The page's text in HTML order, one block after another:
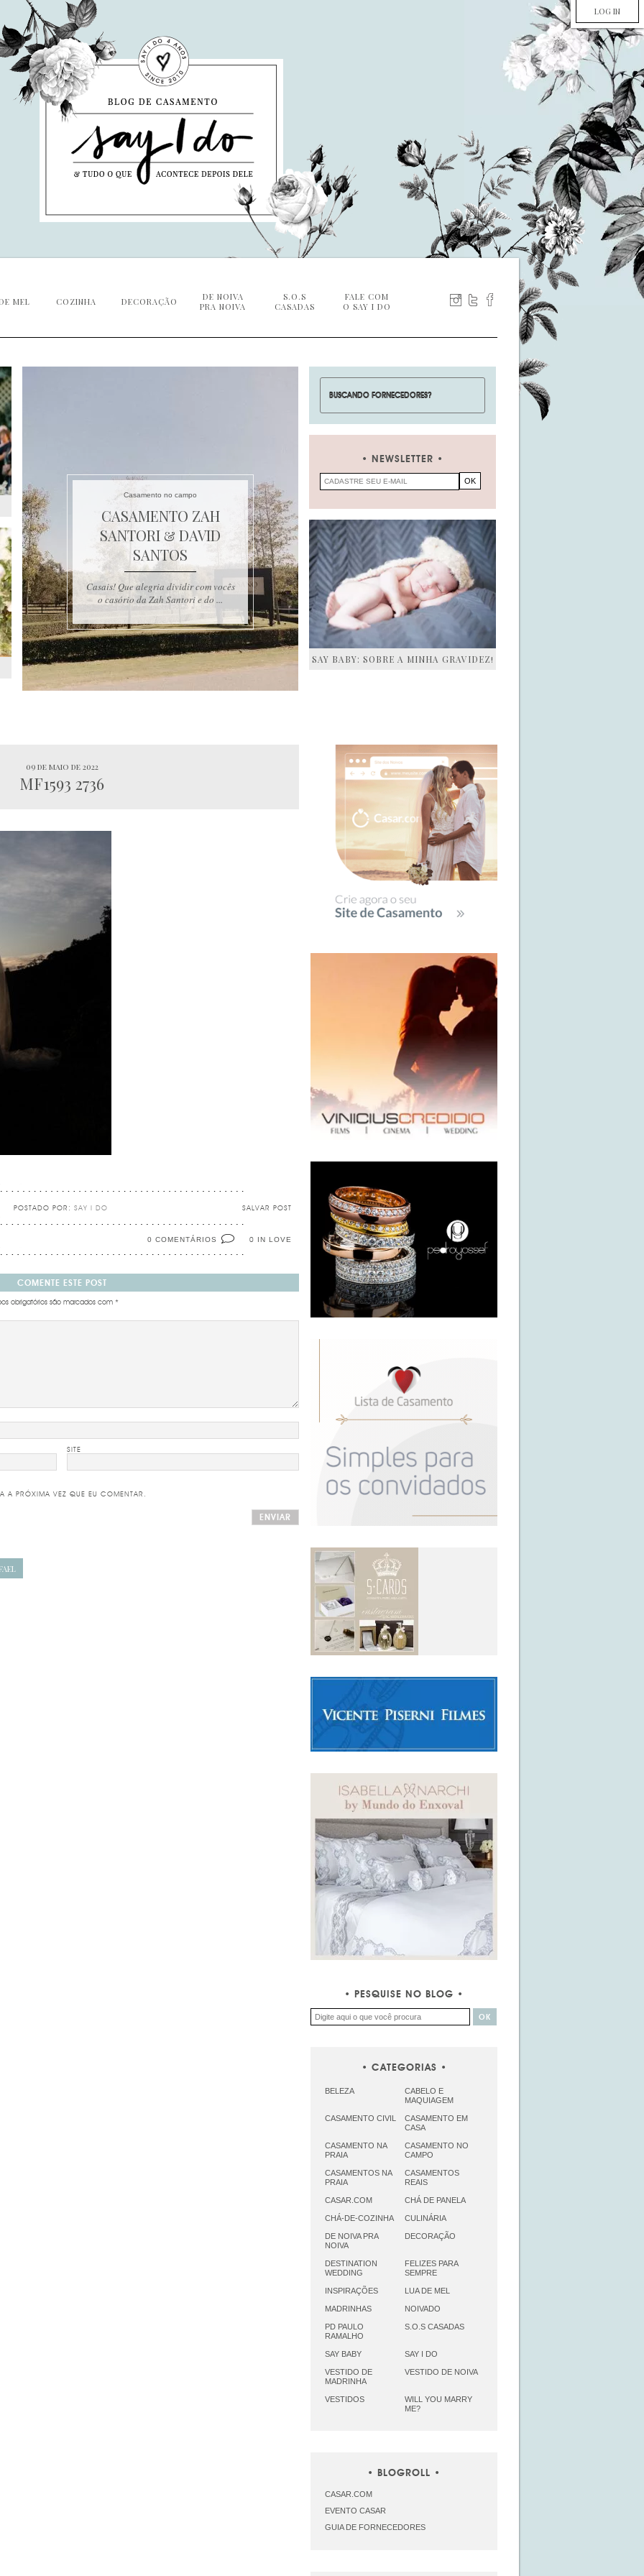
LOG IN
MEL COZINHA DECORAÇÃO
DE NOIVA
PRA NOIVA
S.O.S
CASADAS
FALE COM
O SAY I DO
Casamento no campo
CASAMENTO ZAH
SANTORI & DAVID
SANTOS
Casais! Que alegria dividir com vocês
o casório da Zah Santori e do ...
NEWSLETTER
SAY BABY: SOBRE A MINHA GRAVIDEZ!
09 de maio de 2022
MF1593 2736
SALVAR POST
POSTADO POR: SAY I DO
0 IN LOVE
0 COMENTÁRIOS
COMENTE ESTE POST
obrigatórios são marcados com *
SITE
A PRÓXIMA VEZ QUE EU COMENTAR.
SIDEBAR
PESQUISE NO BLOG
CATEGORIAS
BELEZA
CABELO E
MAQUIAGEM
CASAMENTO CIVIL
CASAMENTO EM
CASA
CASAMENTO NA
PRAIA
CASAMENTO NO
CAMPO
CASAMENTOS NA
PRAIA
CASAMENTOS
REAIS
CASAR.COM CHÁ DE PANELA
CHÁ-DE-COZINHA CULINÁRIA
DE NOIVA PRA
NOIVA
DECORAÇÃO
DESTINATION
WEDDING
FELIZES PARA
SEMPRE
INSPIRAÇÕES LUA DE MEL
MADRINHAS NOIVADO
PD PAULO
RAMALHO
S.O.S CASADAS
SAY BABY SAY I DO
VESTIDO DE
MADRINHA
VESTIDO DE NOIVA
VESTIDOS
WILL YOU MARRY
ME?
BLOGROLL
CASAR.COM
EVENTO CASAR
GUIA DE FORNECEDORES